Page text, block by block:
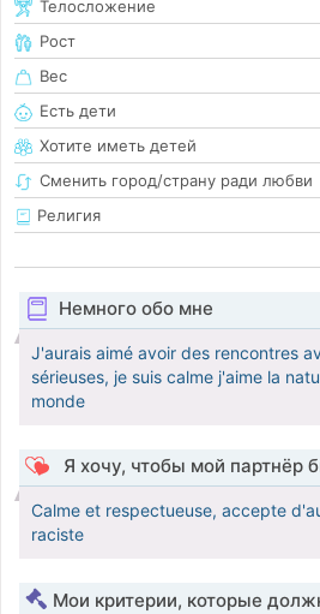
Телосложение
Рост
Вес
Есть дети
Хотите иметь детей
Сменить город/страну ради любви
Религия
Немного обо мне
J'aurais aimé avoir des rencontres
sérieuses, je suis calme j'aime la
monde
Я хочу, чтобы мой партнёр
Calme et respectueuse, accepte
raciste
Мои критерии, которые